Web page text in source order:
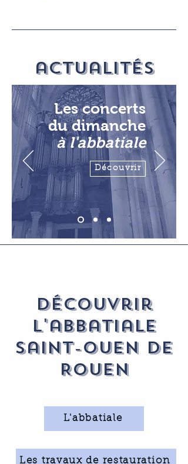
actualités
Les concerts
dudimanche
à l'abbatiale
Découvrir
Découvrir
l'abbatiale
saint-Ouen de
Rouen
L'abbatiale
Les travaux de restauration